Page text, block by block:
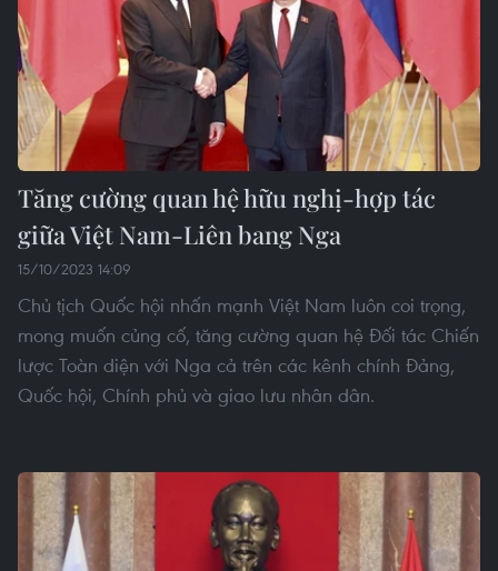
Tăng cường quan hệ hữu nghị-hợp tác
giữa Việt Nam-Liên bang Nga
15/10/2023 14:09
Chủ tịch Quốc hội nhấn mạnh Việt Nam luôn coi trọng,
mong muốn củng cố, tăng cường quan hệ Đối tác Chiến
lược Toàn diện với Nga cả trên các kênh chính Đảng,
Quốc hội, Chính phủ và giao lưu nhân dân.